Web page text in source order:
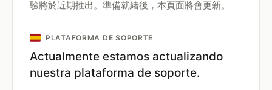
驗將於近期推出。準備就緒後，本頁面將會更新。
PLATAFORMA DE SOPORTE
Actualmente estamos actualizando
nuestra plataforma de soporte.